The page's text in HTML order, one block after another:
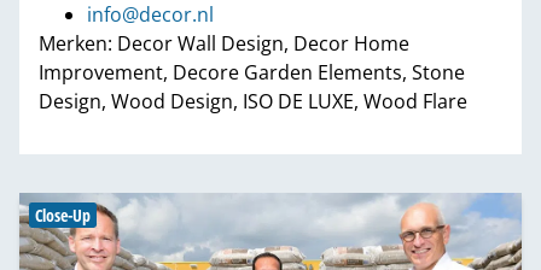
info@decor.nl
Merken: Decor Wall Design, Decor Home
Improvement, Decore Garden Elements, Stone
Design, Wood Design, ISO DE LUXE, Wood Flare
Close-Up